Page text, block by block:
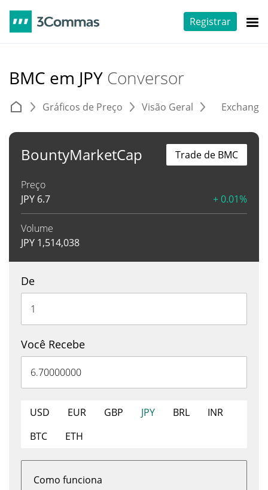
Registrar
BMC em JPY Conversor
Gráficos de Preço Visão Geral
BountyMarketCap
Preço
JPY 6.7 + 0.01%
Volume
JPY 1,514,038
Trade de BMC
De
Você Recebe
USD EUR GBP JPY BRL
INR
BTC
ETH
Como funciona